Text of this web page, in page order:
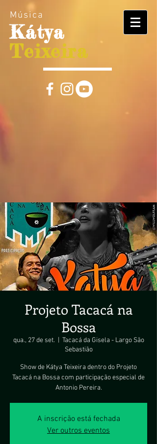
Música
Kátya
Teixeira
Projeto Tacacá na
Bossa
qua., 27 de set.
Tacacá da Gisela - Largo São
Sebastião
Show de Kátya Teixeira dentro do Projeto
Tacacá na Bossa com participação especial de
Antonio Pereira.
A inscrição está fechada
Ver outros eventos